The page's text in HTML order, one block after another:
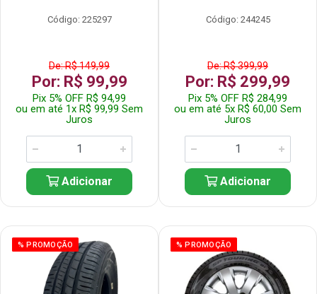
Código: 225297
De: R$ 149,99
Por: R$ 99,99
Pix 5% OFF R$ 94,99
ou em até 1x R$ 99,99 Sem
Juros
Adicionar
Código: 244245
De: R$ 399,99
Por: R$ 299,99
Pix 5% OFF R$ 284,99
ou em até 5x R$ 60,00 Sem
Juros
Adicionar
% PROMOÇÃO % PROMOÇÃO